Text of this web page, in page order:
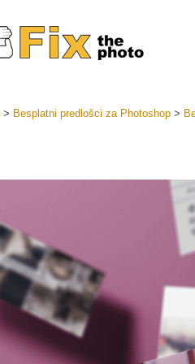
Mobilne
> Besplatni predlošci za Photoshop>